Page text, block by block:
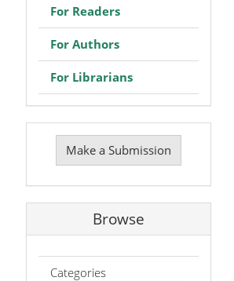
For Readers
For Authors
For Librarians
Make
Submission
Make a Submission
Browse
Categories